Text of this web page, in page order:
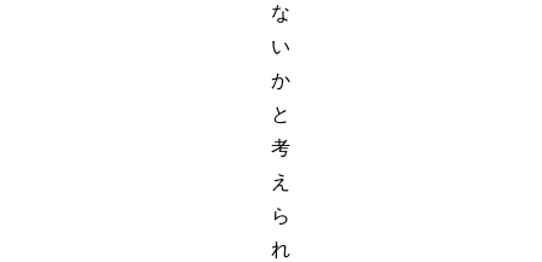
な
い
か
と
考
え
ら
れ